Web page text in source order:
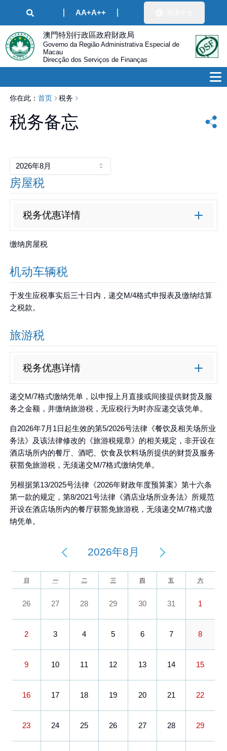
AA+A++
澳門特別行政區政府財政局
Governo da Região Administrativa Especial de
Macau
Direcção dos Serviços de Finanças
你在此： 首页 税务
税务备忘
2026年8月
房屋税
税务优惠详情
缴纳房屋税
机动车辆税
于发生应税事实后三十日内，递交M/4格式申报表及缴纳结算
之税款。
旅游税
税务优惠详情
递交M/7格式缴纳凭单，以申报上月直接或间接提供财货及服
务之金额，并缴纳旅游税，无应税行为时亦应递交该凭单。
自2026年7月1日起生效的第5/2026号法律《餐饮及相关场所业
务法》及该法律修改的《旅游税规章》的相关规定，非开设在
酒店场所内的餐厅、酒吧、饮食及饮料场所提供的财货及服务
获豁免旅游税，无须递交M/7格式缴纳凭单。
另根据第13/2025号法律《2026年财政年度预算案》第十六条
第一款的规定，第8/2021号法律《酒店业场所业务法》所规范
开设在酒店场所内的餐厅获豁免旅游税，无须递交M/7格式缴
纳凭单。
2026年8月
日 一 二 三 四 五 六
26 27 28 29 30 31 1
2 3 4 5 6 7 8
9 10 11 12 13 14 15
16 17 18 19 20 21 22
23 24 25 26 27 28 29